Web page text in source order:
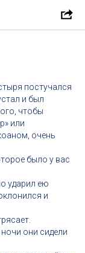
постучался
и был
чтобы
или
очень
было у вас
ударил ею
и
они сидели